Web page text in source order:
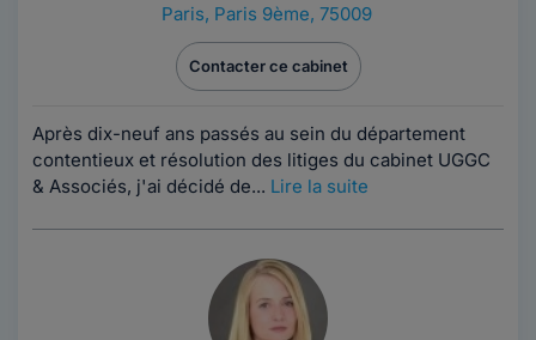
Paris, Paris 9ème, 75009
Contacter ce cabinet
Après dix-neuf ans passés au sein du département
contentieux et résolution des litiges du cabinet UGGC
& Associés, j'ai décidé de... Lire la suite